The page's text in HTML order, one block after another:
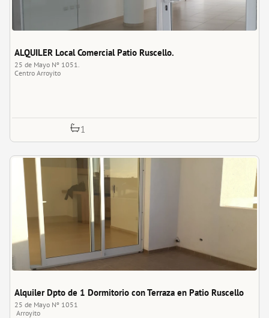
ALQUILER Local Comercial Patio Ruscello.
25 de Mayo Nº 1051.
Centro Arroyito
1
Alquiler Dpto de 1 Dormitorio con Terraza en Patio Ruscello
25 de Mayo Nº 1051
Arroyito